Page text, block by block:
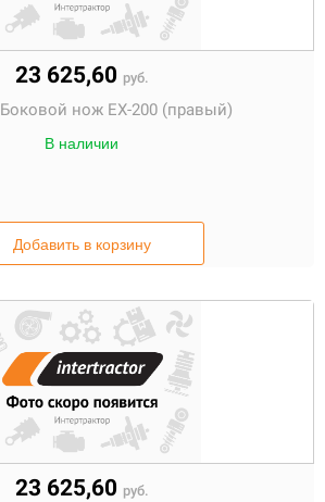
23 625,60 руб.
Боковой нож EX-200 (правый)
В наличии
Добавить в корзину
23 625,60 руб.